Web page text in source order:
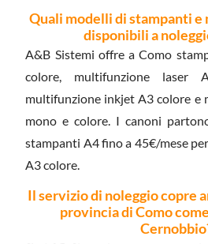
Quali modelli di stampanti
disponibili a
A&B Sistemi offre a Como
colore, multifunzione laser
multifunzione inkjet A3 colore e
mono e colore. I canoni
stampanti A4 fino a 45€/mese
A3 colore.
Il servizio di noleggio copre
provincia di Como